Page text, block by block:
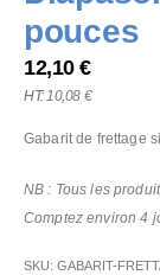
beginning
of
gallery
pouces
12,10 €
10,08 €
Gabarit de frettage
NB : Tous les
Comptez environ 4
SKU GABARIT-